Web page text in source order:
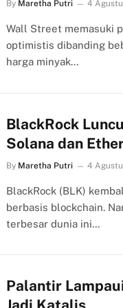
By Maretha Putri 4
Wall Street memasuki
optimistis dibanding
harga minyak…
BlackRock
Solana dan
By Maretha Putri 4
BlackRock (BLK)
berbasis blockchain.
terbesar dunia ini…
Palantir